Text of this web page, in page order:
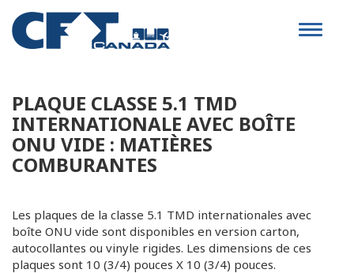
Toggle
PLAQUE CLASSE 5.1 TMD
INTERNATIONALE AVEC BOÎTE
ONU VIDE : MATIÈRES
COMBURANTES
Les plaques de la classe 5.1 TMD internationales avec
boîte ONU vide sont disponibles en version carton,
autocollantes ou vinyle rigides. Les dimensions de ces
plaques sont 10 (3/4) pouces X 10 (3/4) pouces.